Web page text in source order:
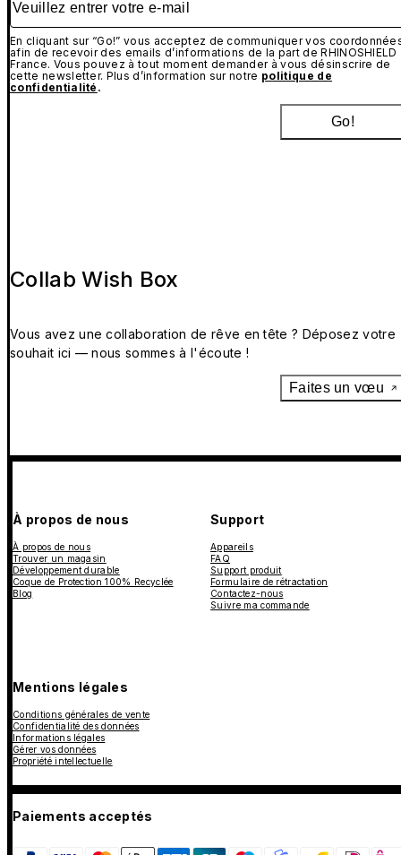
En cliquant sur “Go!” vous acceptez de communiquer vos
afin de recevoir des emails d’informations de la part de RHINOSHIELD
France. Vous pouvez à tout moment demander à vous désinscrire de
cette newsletter. Plus d’information sur notre politique de
confidentialité .
Go!
Collab Wish Box
Vous avez une collaboration de rêve en tête ? Déposez votre
souhait ici — nous sommes à l'écoute !
Faites un vœu
À propos de nous
À propos de nous
Trouver un magasin
Développement durable
Coque de Protection 100% Recyclée
Blog
Support
Appareils
FAQ
Support produit
Formulaire de rétractation
Contactez-nous
Suivre ma commande
Mentions légales
Conditions générales de vente
Confidentialité des données
Informations légales
Gérer vos données
Propriété intellectuelle
Paiements acceptés